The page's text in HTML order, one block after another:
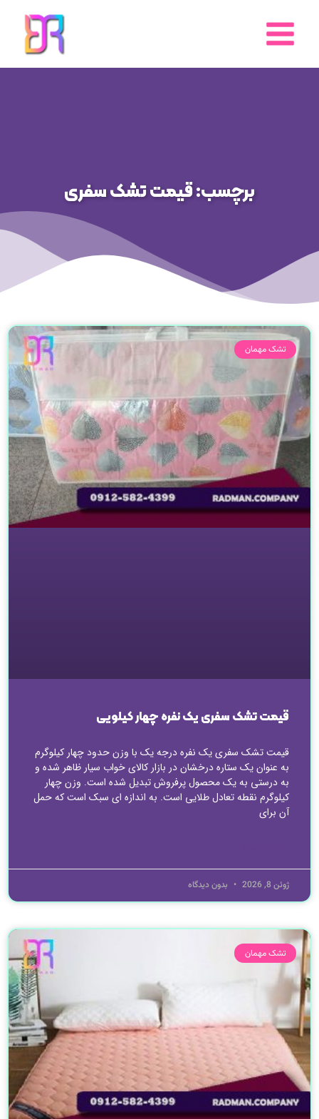
محتوا
برچسب: قیمت تشک سفری
تشک مهمان
قیمت تشک سفری یک نفره چهار کیلویی
قیمت تشک سفری یک نفره درجه یک با وزن حدود چهار کیلوگرم
به عنوان یک ستاره درخشان در بازار کالای خواب سیار ظاهر شده و
به درستی به یک محصول پرفروش تبدیل شده است. وزن چهار
کیلوگرم نقطه تعادل طلایی است. به اندازه ای سبک است که حمل
آن برای
ژوئن 8, 2026 بدون دیدگاه
تشک مهمان
صفحهصفحه